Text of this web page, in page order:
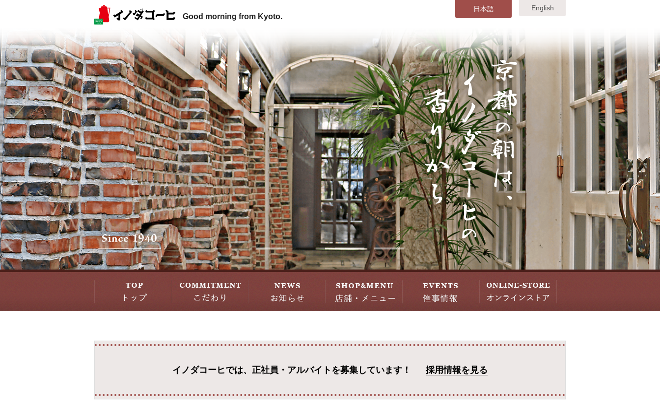
Good morning from Kyoto.
日本語 English
イノダコーヒでは、 正社員・アルバイトを募集しています！ 採用情報を見る